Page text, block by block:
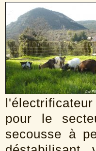
pour le
secousse à